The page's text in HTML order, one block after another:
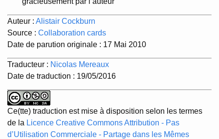
Auteur : Alistair Cockburn
Source : Collaboration cards
Date de parution originale : 17 Mai 2010
Traducteur : Nicolas Mereaux
Date de traduction : 19/05/2016
Ce(tte) traduction est mise à disposition selon les termes
de la Licence Creative Commons Attribution - Pas
d’Utilisation Commerciale - Partage dans les Mêmes